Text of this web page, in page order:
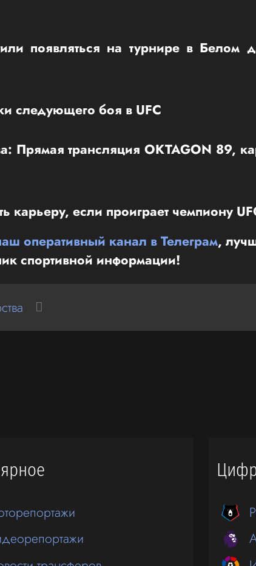
появляться на турнире в Белом
следующего боя в UFC
Прямая трансляция OKTAGON 89,
карьеру, если проиграет чемпиону
оперативный канал в Телеграм,
спортивной информации!